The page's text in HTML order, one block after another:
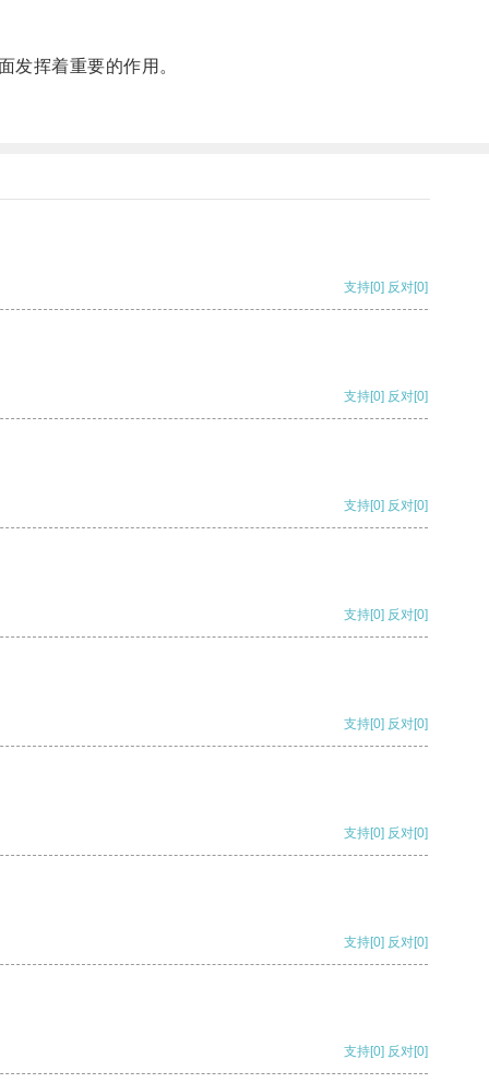
挥着重要的作用。
支持[0] 反对[0]
支持[0] 反对[0]
支持[0] 反对[0]
支持[0] 反对[0]
支持[0] 反对[0]
支持[0] 反对[0]
支持[0] 反对[0]
支持[0] 反对[0]